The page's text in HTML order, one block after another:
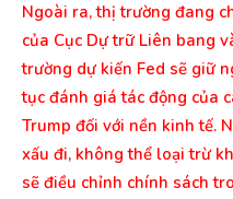
Ngoài ra, thị trường đang
của Cục Dự trữ Liên bang
trường dự kiến Fed sẽ giữ
tục đánh giá tác động của
Trump đối với nền kinh tế.
xấu đi, không thể loại trừ
sẽ điều chỉnh chính sách